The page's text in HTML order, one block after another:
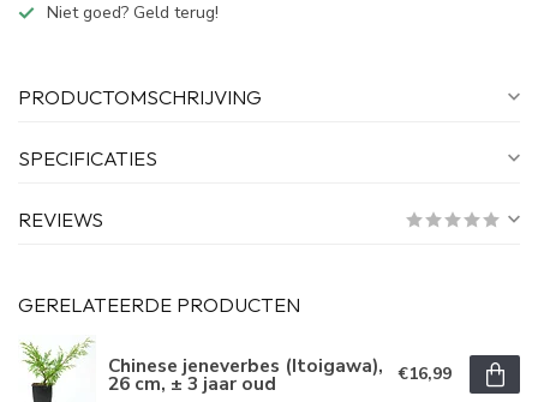
Niet goed? Geld terug!
PRODUCTOMSCHRIJVING
SPECIFICATIES
REVIEWS
GERELATEERDE PRODUCTEN
Chinese jeneverbes (Itoigawa),
26 cm, ± 3 jaar oud €16,99